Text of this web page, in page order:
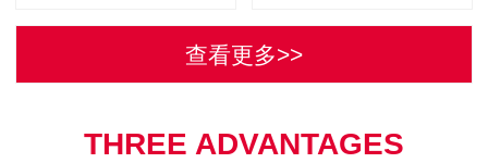
查看更多>>
THREE ADVANTAGES